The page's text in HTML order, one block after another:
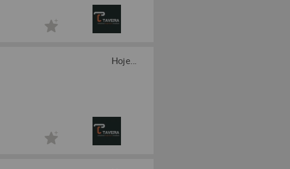
Hoje...